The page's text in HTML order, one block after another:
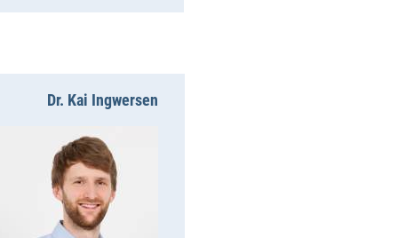
Dr. Kai Ingwersen